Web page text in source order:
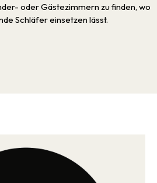
oder Gästezimmern zu finden, wo
Schläfer einsetzen lässt.